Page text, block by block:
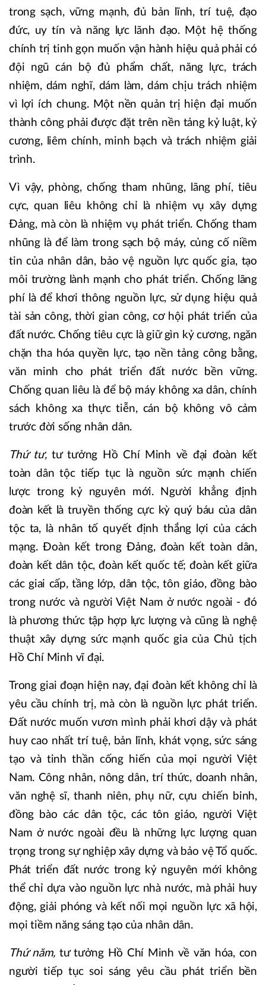
trong sạch, vững mạnh, đủ bản lĩnh, trí tuệ, đạo
đức, uy tín và năng lực lãnh đạo. Một hệ thống
chính trị tinh gọn muốn vận hành hiệu quả phải có
đội ngũ cán bộ đủ phẩm chất, năng lực, trách
nhiệm, dám nghĩ, dám làm, dám chịu trách nhiệm
vì lợi ích chung. Một nền quản trị hiện đại muốn
thành công phải được đặt trên nền tảng kỷ luật, kỷ
cương, liêm chính, minh bạch và trách nhiệm giải
trình.
Vì vậy, phòng, chống tham nhũng, lãng phí, tiêu
cực, quan liêu không chỉ là nhiệm vụ xây dựng
Đảng, mà còn là nhiệm vụ phát triển. Chống tham
nhũng là để làm trong sạch bộ máy, củng cố niềm
tin của nhân dân, bảo vệ nguồn lực quốc gia, tạo
môi trường lành mạnh cho phát triển. Chống lãng
phí là để khơi thông nguồn lực, sử dụng hiệu quả
tài sản công, thời gian công, cơ hội phát triển của
đất nước. Chống tiêu cực là giữ gìn kỷ cương, ngăn
chặn tha hóa quyền lực, tạo nền tảng công bằng,
văn minh cho phát triển đất nước bền vững.
Chống quan liêu là để bộ máy không xa dân, chính
sách không xa thực tiễn, cán bộ không vô cảm
trước đời sống nhân dân.
Thứ tư, tư tưởng Hồ Chí Minh về đại đoàn kết
toàn dân tộc tiếp tục là nguồn sức mạnh chiến
lược trong kỷ nguyên mới. Người khẳng định
đoàn kết là truyền thống cực kỳ quý báu của dân
tộc ta, là nhân tố quyết định thắng lợi của cách
mạng. Đoàn kết trong Đảng, đoàn kết toàn dân,
đoàn kết dân tộc, đoàn kết quốc tế; đoàn kết giữa
các giai cấp, tầng lớp, dân tộc, tôn giáo, đồng bào
trong nước và người Việt Nam ở nước ngoài - đó
là phương thức tập hợp lực lượng và cũng là nghệ
thuật xây dựng sức mạnh quốc gia của Chủ tịch
Hồ Chí Minh vĩ đại.
Trong giai đoạn hiện nay, đại đoàn kết không chỉ là
yêu cầu chính trị, mà còn là nguồn lực phát triển.
Đất nước muốn vươn mình phải khơi dậy và phát
huy cao nhất trí tuệ, bản lĩnh, khát vọng, sức sáng
tạo và tinh thần cống hiến của mọi người Việt
Nam. Công nhân, nông dân, trí thức, doanh nhân,
văn nghệ sĩ, thanh niên, phụ nữ, cựu chiến binh,
đồng bào các dân tộc, các tôn giáo, người Việt
Nam ở nước ngoài đều là những lực lượng quan
trọng trong sự nghiệp xây dựng và bảo vệ Tổ quốc.
Phát triển đất nước trong kỷ nguyên mới không
thể chỉ dựa vào nguồn lực nhà nước, mà phải huy
động, giải phóng và kết nối mọi nguồn lực xã hội,
mọi tiềm năng sáng tạo của nhân dân.
Thứ năm, tư tưởng Hồ Chí Minh về văn hóa, con
người tiếp tục soi sáng yêu cầu phát triển bền